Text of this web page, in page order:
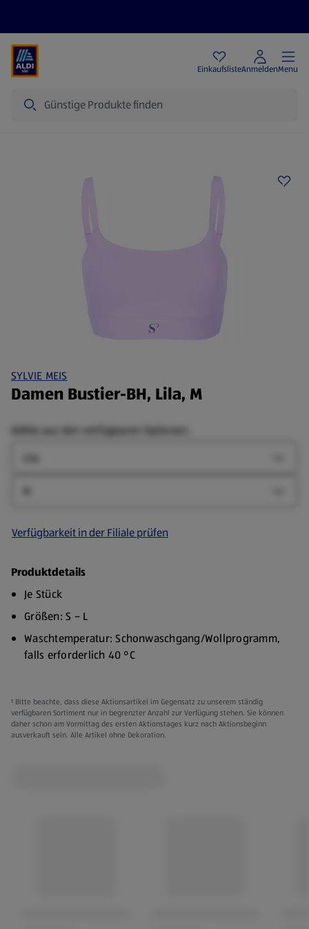
EinkaufslisteAnmeldenMenu
SYLVIE MEIS
Damen Bustier-BH, Lila, M
Wähle aus den verfügbaren Optionen:
Verfügbarkeit in der Filiale prüfen
Produktdetails
Je Stück
Größen: S – L
Waschtemperatur: Schonwaschgang/Wollprogramm,
falls erforderlich 40 °C
Nicht bügeln
Feuchtigskeitsregulierendes Finishing
¹ Bitte beachte, dass diese Aktionsartikel im Gegensatz zu unserem ständig
verfügbaren Sortiment nur in begrenzter Anzahl zur Verfügung stehen. Sie können
daher schon am Vormittag des ersten Aktionstages kurz nach Aktionsbeginn
ausverkauft sein. Alle Artikel ohne Dekoration.